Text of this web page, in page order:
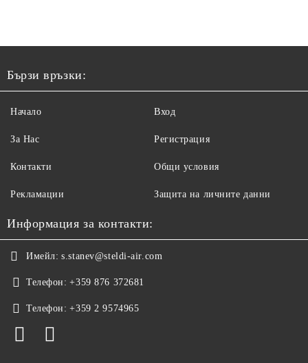
Бързи връзки:
Начало
За Нас
Контакти
Рекламации
Вход
Регистрация
Общи условия
Защита на личните данни
Информация за контакти:
Имейл: s.stanev@steldi-air.com
Телефон: +359 876 372681
Телефон: +359 2 9574965